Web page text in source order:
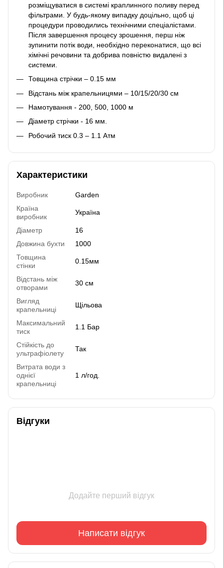
розміщуватися в системі краплинного поливу перед
фільтрами. У будь-якому випадку доцільно, щоб ці
процедури проводились технічними спеціалістами.
Після завершення процесу зрошення, перш ніж
зупинити потік води, необхідно переконатися, що всі
хімічні речовини та добрива повністю видалені з
системи.
Товщина стрічки – 0.15 мм
Відстань між крапельницями – 10/15/20/30 см
Намотування - 200, 500, 1000 м
Діаметр стрічки - 16 мм.
Робочий тиск 0.3 – 1.1 Атм
Характеристики
Виробник
Garden
Країна
виробник
Україна
Діаметр
16
Довжина бухти
1000
Товщина
стінки
0.15мм
Відстань між
отворами
30 см
Вигляд
крапельниці
Щільова
Максимальний
тиск
1.1 Бар
Стійкість до
ультрафіолету
Так
Витрата води з
однієї
крапельниці
1 л/год.
Відгуки
Додайте перший відгук
Написати відгук